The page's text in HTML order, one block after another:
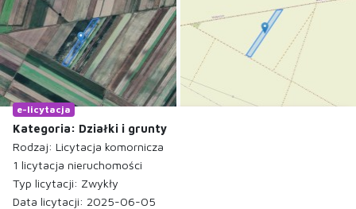
e-licytacja
Kategoria: Działki i grunty
Rodzaj: Licytacja komornicza
1 licytacja nieruchomości
Typ licytacji: Zwykły
Data licytacji: 2025-06-05